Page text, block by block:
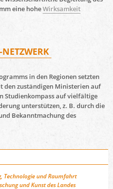
eine hoheWirksamkeit
in den Regionen setzten
den zuständigen Ministerien auf
Studienkompass auf vielfältige
unterstützen, z. B. durch die
Bekanntmachung des
Technologie und Raumfahrt
und Kunst des Landes